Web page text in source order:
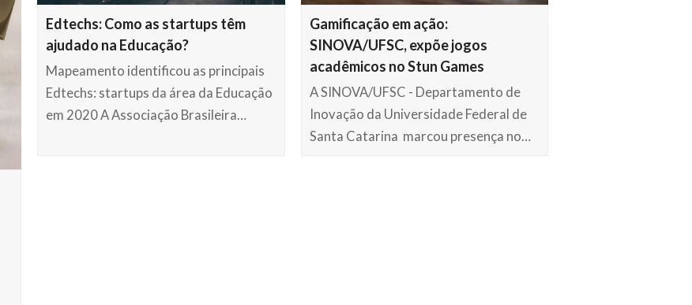
Edtechs: Como as startups têm
ajudado na Educação?
Mapeamento identificou as principais
Edtechs: startups da área da Educação
em 2020 A Associação Brasileira…
Gamificação em ação:
SINOVA/UFSC, expõe jogos
acadêmicos no Stun Games
A SINOVA/UFSC - Departamento de
Inovação da Universidade Federal de
Santa Catarina marcou presença no…